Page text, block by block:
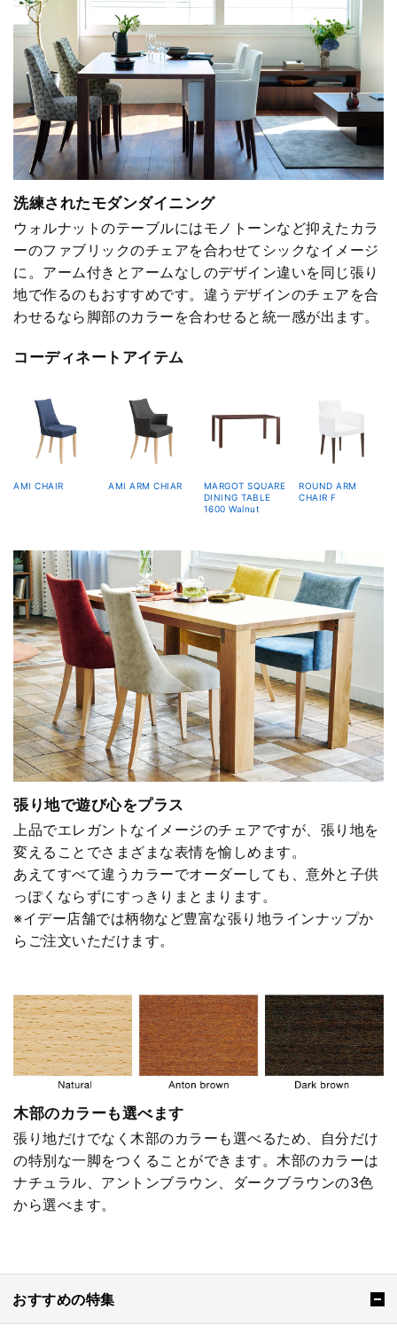
洗練されたモダンダイニング
ウォルナットのテーブルにはモノトーンなど抑えたカラ
ーのファブリックのチェアを合わせてシックなイメージ
に。アーム付きとアームなしのデザイン違いを同じ張り
地で作るのもおすすめです。違うデザインのチェアを合
わせるなら脚部のカラーを合わせると統一感が出ます。
コーディネートアイテム
AMI CHAIR AMI ARM CHIAR
MARGOT SQUARE
DINING TABLE
1600 Walnut
ROUND ARM
CHAIR F
張り地で遊び心をプラス
上品でエレガントなイメージのチェアですが、張り地を
変えることでさまざまな表情を愉しめます。
あえてすべて違うカラーでオーダーしても、意外と子供
っぽくならずにすっきりまとまります。
※イデー店舗では柄物など豊富な張り地ラインナップか
らご注文いただけます。
木部のカラーも選べます
張り地だけでなく木部のカラーも選べるため、自分だけ
の特別な一脚をつくることができます。木部のカラーは
ナチュラル、アントンブラウン、ダークブラウンの3色
から選べます。
おすすめの特集